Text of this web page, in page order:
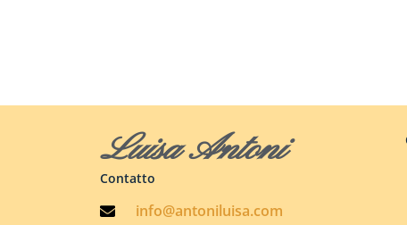
Luisa Antoni
Contatto
info@antoniluisa.com